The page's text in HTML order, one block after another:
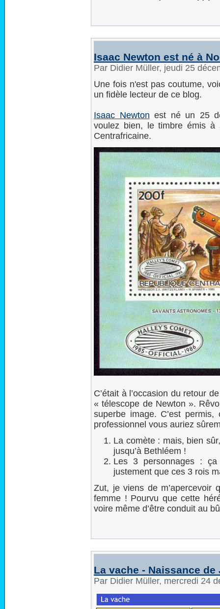
Isaac Newton est né à
Par Didier Müller, jeudi 25
Une fois n'est pas coutume,
un fidèle lecteur de ce blog.
Isaac Newton est né un 25
voulez bien, le timbre émis à
Centrafricaine.
C’était à l’occasion du retour
« télescope de Newton ».
superbe image. C’est
professionnel vous auriez
La comète : mais, bien
jusqu’à Bethléem !
Les 3 personnages :
justement que ces 3 rois
Zut, je viens de m’apercevoir
femme ! Pourvu que cette
voire même d’être conduit au
La vache - Naissance de
Par Didier Müller, mercredi 24